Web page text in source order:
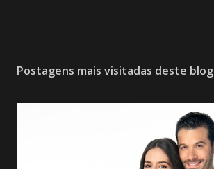
Postagens mais visitadas deste blog